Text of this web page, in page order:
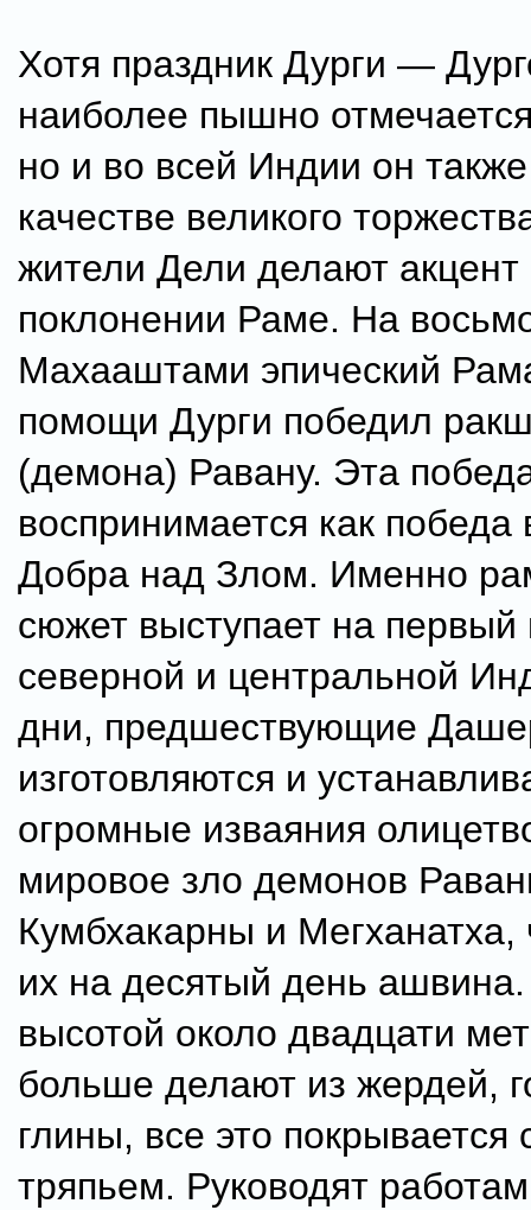
Хотя праздник Дурги —
наиболее пышно
но и во всей Индии он
качестве великого
жители Дели делают акцент
поклонении Раме. На
Махааштами эпический
помощи Дурги победил
(демона) Равану. Эта
воспринимается как победа
Добра над Злом. Именно
сюжет выступает на первый
северной и центральной
дни, предшествующие
изготовляются и
огромные изваяния
мировое зло демонов
Кумбхакарны и Мегханатха,
их на десятый день
высотой около двадцати
больше делают из жердей,
глины, все это покрывается
тряпьем. Руководят